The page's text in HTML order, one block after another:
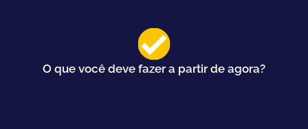
O que você deve fazer a partir de agora?